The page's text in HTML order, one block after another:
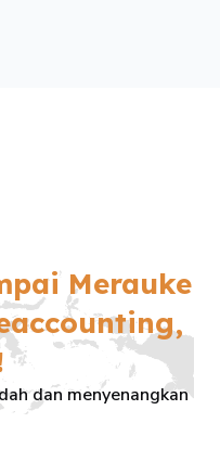
Merauke
dan menyenangkan